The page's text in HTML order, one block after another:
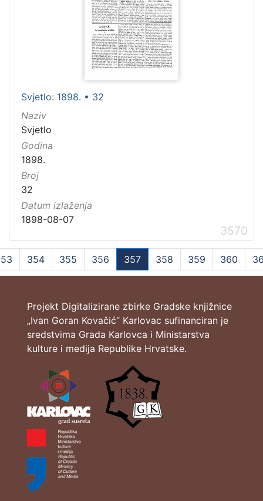
Svjetlo: 1898. • 32
Naziv
Svjetlo
Godina
1898.
Broj
32
Datum izlaženja
1898-08-07
3570
354 355 356
357
(current)
358 359 360
Projekt Digitalizirane zbirke Gradske knjižnice
„Ivan Goran Kovačić“ Karlovac sufinanciran je
sredstvima Grada Karlovca i Ministarstva
kulture i medija Republike Hrvatske.